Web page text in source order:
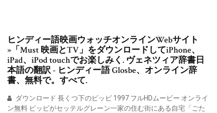
ヒンディー語映画ウォッチオンラインWebサイト
»「Must 映画とTV」をダウンロードしてiPhone、
iPad、iPod touchでお楽しみく. ヴェネツィア辞書日
本語の翻訳 - ヒンディー語 Glosbe、オンライン辞
書、無料で。すべて.
ダウンロード 長くつ下のピッピ 1997 フルHDムービー オンライ
ン無料 ピッピがセッテルグレーン一家の住む街にある自宅「ごた